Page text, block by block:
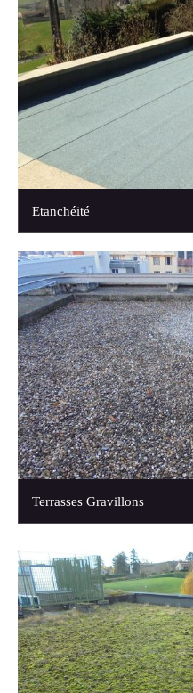
Etanchéité
Terrasses Gravillons